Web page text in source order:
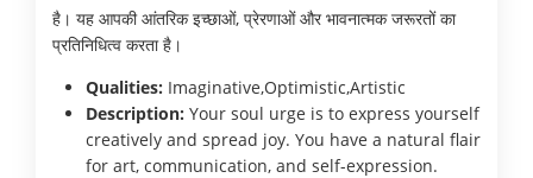
है। यह आपकी आंतरिक इच्छाओं, प्रेरणाओं और भावनात्मक जरूरतों का
प्रतिनिधित्व करता है।
Qualities: Imaginative,Optimistic,Artistic
Description: Your soul urge is to express yourself
creatively and spread joy. You have a natural flair
for art, communication, and self-expression.